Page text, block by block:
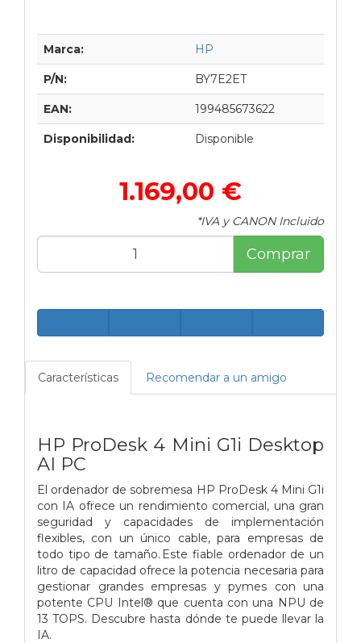
Marca: HP
P/N: BY7E2ET
EAN: 199485673622
Disponibilidad: Disponible
1.169,00 €
*IVA y CANON Incluido
Comprar
Características Recomendar a un amigo
HP ProDesk 4 Mini G1i Desktop
AI PC
El ordenador de sobremesa HP ProDesk 4 Mini G1i
con IA ofrece un rendimiento comercial, una gran
seguridad y capacidades de implementación
flexibles, con un único cable, para empresas de
todo tipo de tamaño. Este fiable ordenador de un
litro de capacidad ofrece la potencia necesaria para
gestionar grandes empresas y pymes con una
potente CPU Intel® que cuenta con una NPU de
13 TOPS. Descubre hasta dónde te puede llevar la
IA.